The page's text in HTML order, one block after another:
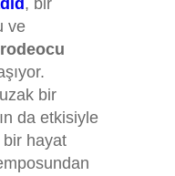
, bir
ve
bir
da etkisiyle
hayat